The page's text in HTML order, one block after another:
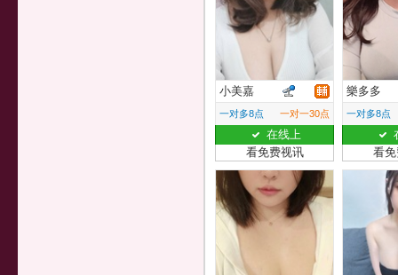
小美嘉
一对多8点 一对一30点
在线上
看免费视讯
樂多多
一对多8点
看